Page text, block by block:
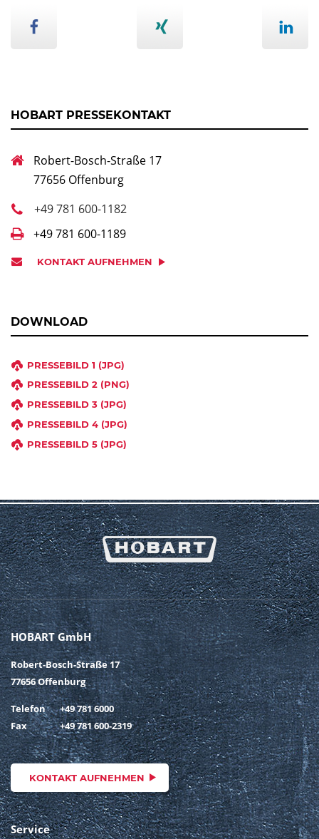
HOBART PRESSEKONTAKT
Robert-Bosch-Straße 17
77656 Offenburg
+49 781 600-1182
+49 781 600-1189
KONTAKT AUFNEHMEN
DOWNLOAD
PRESSEBILD 1 (JPG)
PRESSEBILD 2 (PNG)
PRESSEBILD 3 (JPG)
PRESSEBILD 4 (JPG)
PRESSEBILD 5 (JPG)
HOBART GmbH
Robert-Bosch-Straße 17
77656 Offenburg
Telefon
+49 781 6000
Fax
+49 781 600-2319
KONTAKT AUFNEHMEN
Service